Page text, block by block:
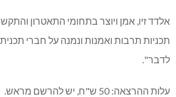
אלדד זיו, אמן ויוצר בתחומי התאטרון
תכניות תרבות ואמנות ונמנה על חברי
לדבר".
עלות ההרצאה: 50 ש"ח, יש להרשם מראש.